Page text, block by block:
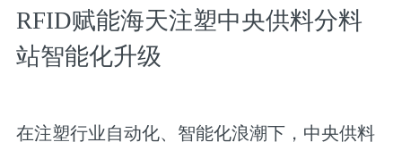
RFID赋能海天注塑中央供料分料
站智能化升级
在注塑行业自动化、智能化浪潮下， 中央供料